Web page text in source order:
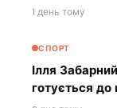
1 день тому
СПОРТ
Ілля
готується до